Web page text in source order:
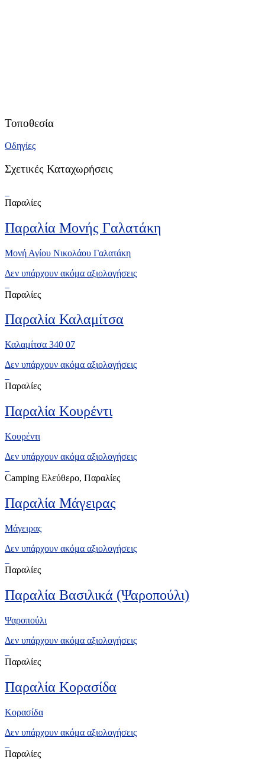
Τοποθεσία
Οδηγίες
Σχετικές Καταχωρήσεις
Παραλίες
Παραλία Μονής Γαλατάκη
Μονή Αγίου Νικολάου Γαλατάκη
Δεν υπάρχουν ακόμα αξιολογήσεις
Παραλίες
Παραλία Καλαμίτσα
Καλαμίτσα 340 07
Δεν υπάρχουν ακόμα αξιολογήσεις
Παραλίες
Παραλία Κουρέντι
Κουρέντι
Δεν υπάρχουν ακόμα αξιολογήσεις
Camping Ελεύθερο, Παραλίες
Παραλία Μάγειρας
Μάγειρας
Δεν υπάρχουν ακόμα αξιολογήσεις
Παραλίες
Παραλία Βασιλικά (Ψαροπούλι)
Ψαροπούλι
Δεν υπάρχουν ακόμα αξιολογήσεις
Παραλίες
Παραλία Κορασίδα
Κορασίδα
Δεν υπάρχουν ακόμα αξιολογήσεις
Παραλίες